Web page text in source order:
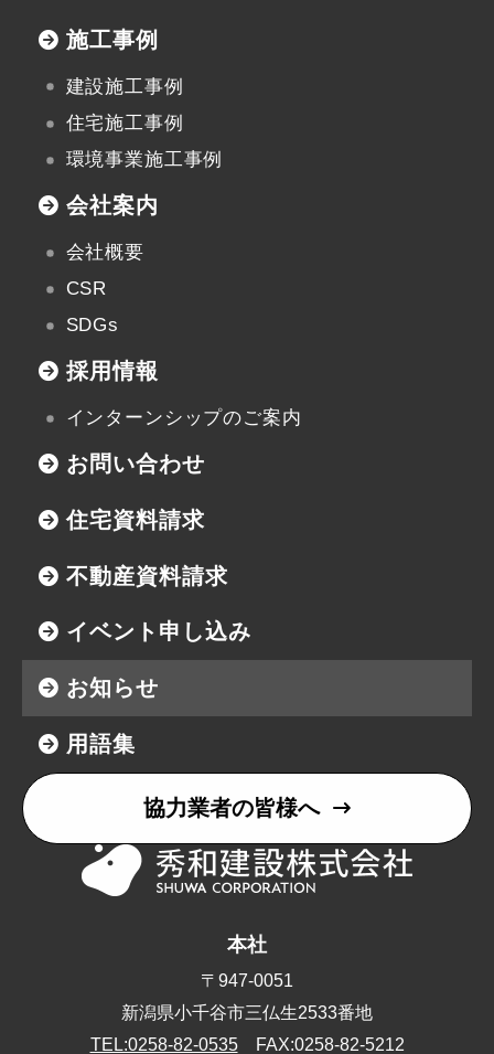
施工事例
建設施工事例
住宅施工事例
環境事業施工事例
会社案内
会社概要
CSR
SDGs
採用情報
インターンシップのご案内
お問い合わせ
住宅資料請求
不動産資料請求
イベント申し込み
お知らせ
用語集
協力業者の皆様へ
本社
〒947-0051
新潟県小千谷市三仏生2533番地
TEL:0258-82-0535FAX:0258-82-5212